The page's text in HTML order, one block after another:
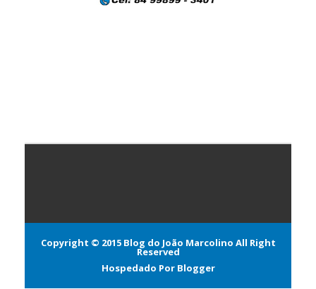
Copyright © 2015 Blog do João Marcolino All Right
Reserved
Hospedado Por Blogger